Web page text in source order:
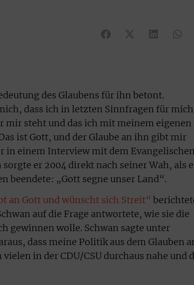
des Glaubens für ihn betont.
dass ich in letzten Sinnfragen für mich
mir steht und das ich mit meinem eigenen
ist Gott, und der Glaube an ihn gibt mir
in einem Interview mit dem Evangelischen
er 2004 direkt nach seiner Wah, als
beendete: „Gott segne unser Land“.
an Gott und wünscht sich Streit“
auf die Frage antwortete, wie sie die
gewinnen wolle. Schwan sagte unter
dass meine Politik aus dem Glauben
in der CDU/CSU durchaus nahe und